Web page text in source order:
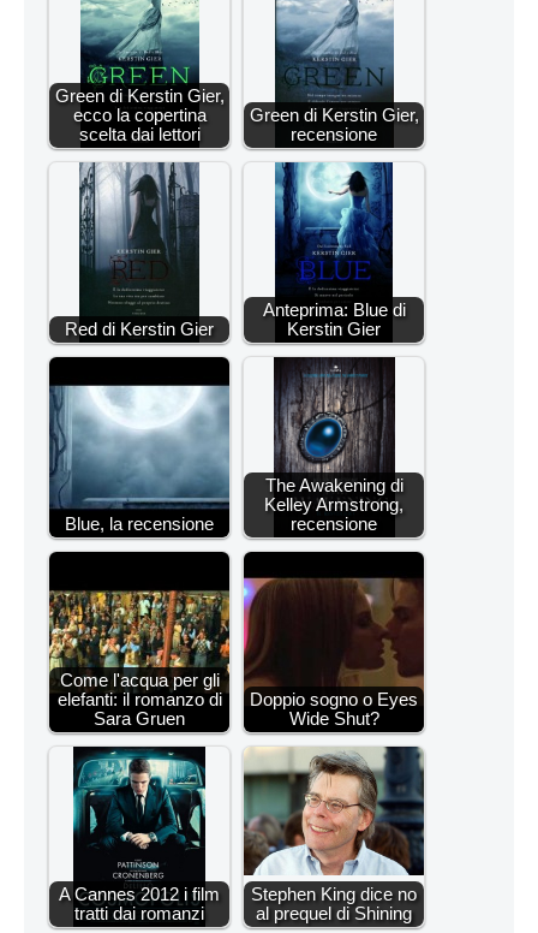
Green di Kerstin Gier,
ecco la copertina
scelta dai lettori
Green di Kerstin Gier,
recensione
Red di Kerstin Gier
Anteprima: Blue di
Kerstin Gier
Blue, la recensione
The Awakening di
Kelley Armstrong,
recensione
Come l'acqua per gli
elefanti: il romanzo di
Sara Gruen
Doppio sogno o Eyes
Wide Shut?
A Cannes 2012 i film
tratti dai romanzi
Stephen King dice no
al prequel di Shining